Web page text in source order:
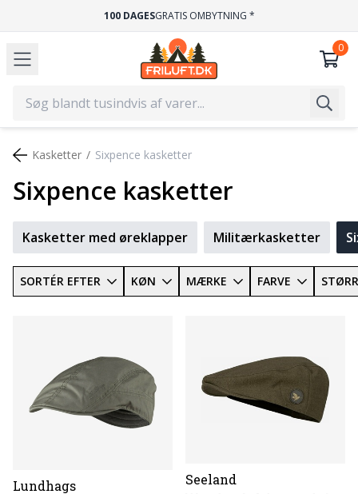
100 DAGESGRATIS OMBYTNING *
Kasketter med øreklapper Militærkasketter
Kasketter Sixpence kasketter
Sixpence kasketter
SORTÉR EFTER KØN MÆRKE FARVE
Lundhags Seeland